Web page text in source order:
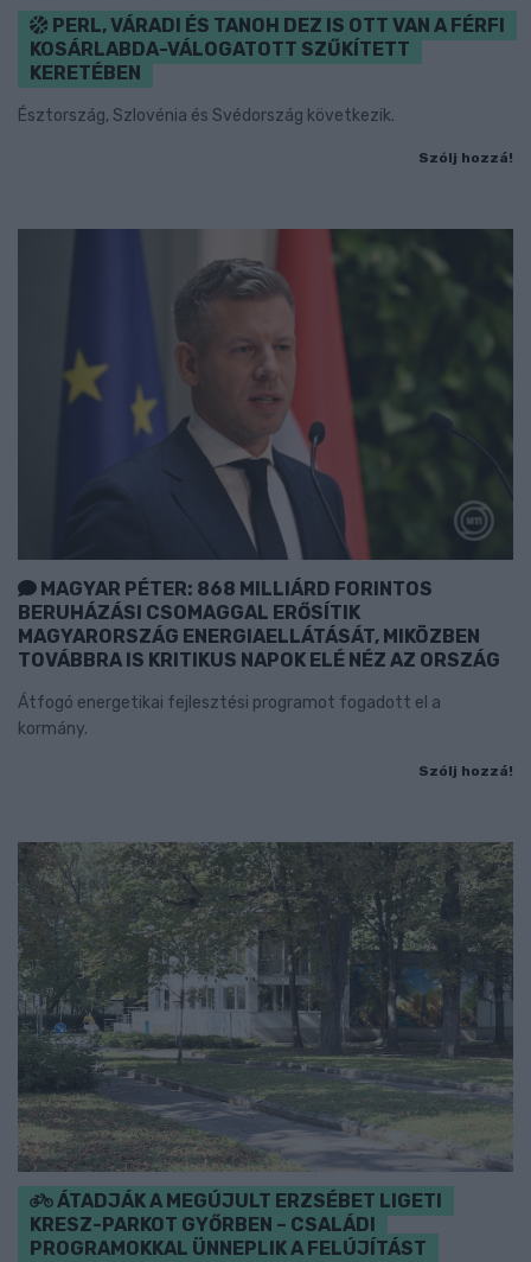
PERL, VÁRADI ÉS TANOH DEZ IS OTT VAN A FÉRFI
KOSÁRLABDA-VÁLOGATOTT SZŰKÍTETT
KERETÉBEN
Észtország, Szlovénia és Svédország következik.
Szólj hozzá!
MAGYAR PÉTER: 868 MILLIÁRD FORINTOS
BERUHÁZÁSI CSOMAGGAL ERŐSÍTIK
MAGYARORSZÁG ENERGIAELLÁTÁSÁT, MIKÖZBEN
TOVÁBBRA IS KRITIKUS NAPOK ELÉ NÉZ AZ ORSZÁG
Átfogó energetikai fejlesztési programot fogadott el a
kormány.
Szólj hozzá!
ÁTADJÁK A MEGÚJULT ERZSÉBET LIGETI
KRESZ-PARKOT GYŐRBEN – CSALÁDI
PROGRAMOKKAL ÜNNEPLIK A FELÚJÍTÁST